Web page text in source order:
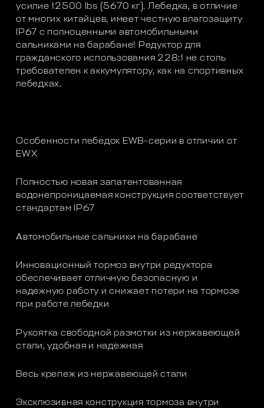
усилие 12500 lbs (5670 кг). Лебедка, в отличие
от многих китайцев, имеет честную влагозащиту
IP67 с полноценными автомобильными
сальниками на барабане! Редуктор для
гражданского использования 228:1 не столь
требователен к аккумулятору, как на спортивных
лебедках.
Особенности лебедок EWB-серии в отличии от
EWX
Полностью новая запатентованная
водонепроницаемая конструкция соответствует
стандартам IP67
Автомобильные сальники на барабане
Инновационный тормоз внутри редуктора
обеспечивает отличную безопасную и
надежную работу и снижает потери на тормозе
при работе лебедки
Рукоятка свободной размотки из нержавеющей
стали, удобная и надежная
Весь крепеж из нержавеющей стали
Эксклюзивная конструкция тормоза внутри